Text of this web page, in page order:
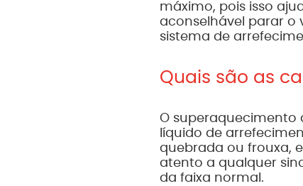
máximo, pois isso
aconselhável parar o
sistema de
Quais são as
O superaquecimento
líquido de
quebrada ou frouxa,
atento a qualquer
da faixa normal.